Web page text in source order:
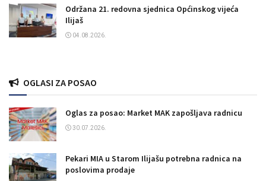
Održana 21. redovna sjednica Općinskog vijeća
Ilijaš
04.08.2026.
OGLASI ZA POSAO
Oglas za posao: Market MAK zapošljava radnicu
30.07.2026.
Pekari MIA u Starom Ilijašu potrebna radnica na
poslovima prodaje